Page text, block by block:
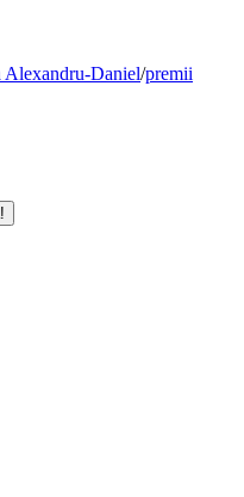
Alexandru-Daniel/premii